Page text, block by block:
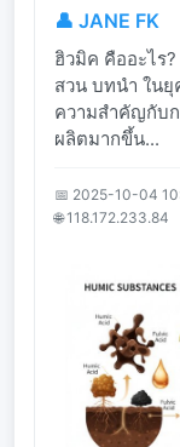
👤 JANE FK
ฮิวมิค คืออะไร
สวน บทนำ ในยุ
ความสำคัญกับ
ผลิตมากขึ้น...
📅 2025-10-04
🌐 118.172.233.84